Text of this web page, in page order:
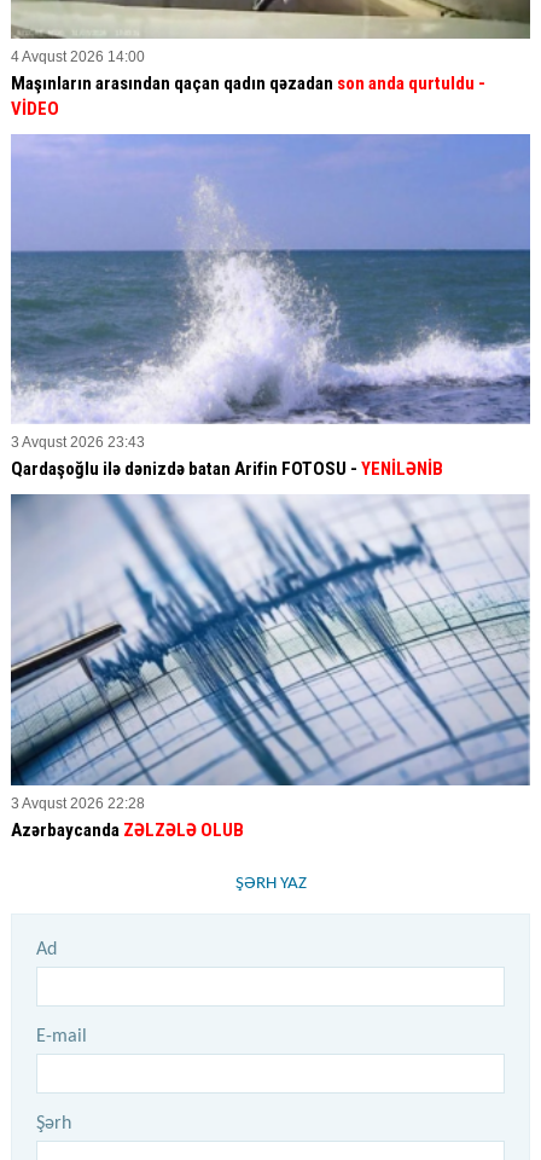
4 Avqust 2026 14:00
Maşınların arasından qaçan qadın qəzadan son anda qurtuldu -
VİDEO
3 Avqust 2026 23:43
Qardaşoğlu ilə dənizdə batan Arifin FOTOSU - YENİLƏNİB
3 Avqust 2026 22:28
Azərbaycanda ZƏLZƏLƏ OLUB
ŞƏRH YAZ
Ad
E-mail
Şərh